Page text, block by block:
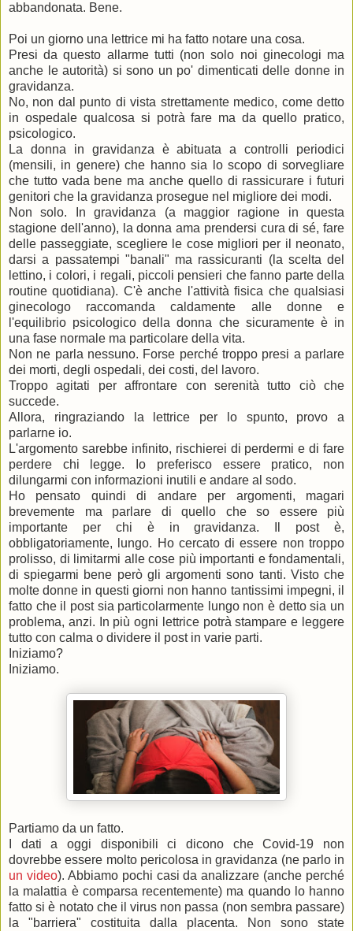
abbandonata. Bene.
Poi un giorno una lettrice mi ha fatto notare una cosa.
Presi da questo allarme tutti (non solo noi ginecologi ma
anche le autorità) si sono un po' dimenticati delle donne in
gravidanza.
No, non dal punto di vista strettamente medico, come detto
in ospedale qualcosa si potrà fare ma da quello pratico,
psicologico.
La donna in gravidanza è abituata a controlli periodici
(mensili, in genere) che hanno sia lo scopo di sorvegliare
che tutto vada bene ma anche quello di rassicurare i futuri
genitori che la gravidanza prosegue nel migliore dei modi.
Non solo. In gravidanza (a maggior ragione in questa
stagione dell'anno), la donna ama prendersi cura di sé, fare
delle passeggiate, scegliere le cose migliori per il neonato,
darsi a passatempi "banali" ma rassicuranti (la scelta del
lettino, i colori, i regali, piccoli pensieri che fanno parte della
routine quotidiana). C'è anche l'attività fisica che qualsiasi
ginecologo raccomanda caldamente alle donne e
l'equilibrio psicologico della donna che sicuramente è in
una fase normale ma particolare della vita.
Non ne parla nessuno. Forse perché troppo presi a parlare
dei morti, degli ospedali, dei costi, del lavoro.
Troppo agitati per affrontare con serenità tutto ciò che
succede.
Allora, ringraziando la lettrice per lo spunto, provo a
parlarne io.
L'argomento sarebbe infinito, rischierei di perdermi e di fare
perdere chi legge. Io preferisco essere pratico, non
dilungarmi con informazioni inutili e andare al sodo.
Ho pensato quindi di andare per argomenti, magari
brevemente ma parlare di quello che so essere più
importante per chi è in gravidanza. Il post è,
obbligatoriamente, lungo. Ho cercato di essere non troppo
prolisso, di limitarmi alle cose più importanti e fondamentali,
di spiegarmi bene però gli argomenti sono tanti. Visto che
molte donne in questi giorni non hanno tantissimi impegni, il
fatto che il post sia particolarmente lungo non è detto sia un
problema, anzi. In più ogni lettrice potrà stampare e leggere
tutto con calma o dividere il post in varie parti.
Iniziamo?
Iniziamo.
Partiamo da un fatto.
I dati a oggi disponibili ci dicono che Covid-19 non
dovrebbe essere molto pericolosa in gravidanza (ne parlo in
un video). Abbiamo pochi casi da analizzare (anche perché
la malattia è comparsa recentemente) ma quando lo hanno
fatto si è notato che il virus non passa (non sembra passare)
la "barriera" costituita dalla placenta. Non sono state